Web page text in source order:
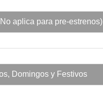
aplica para pre-estrenos)
Domingos y Festivos